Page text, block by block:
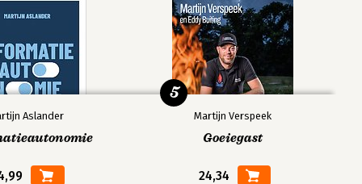
Aslander Martijn Verspeek
Goeiegast
24,34
5